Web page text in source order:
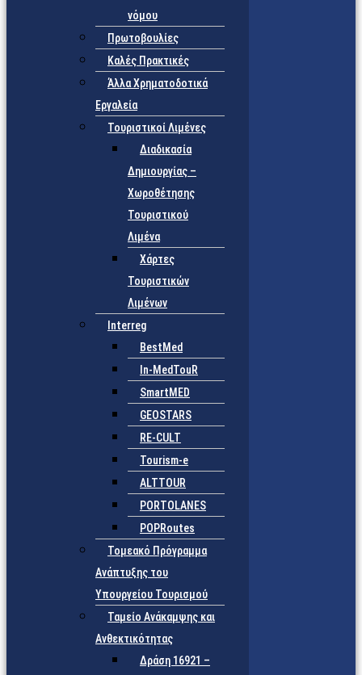
νόμου
Πρωτοβουλίες
Καλές Πρακτικές
Άλλα Χρηματοδοτικά
Εργαλεία
Τουριστικοί Λιμένες
Διαδικασία
Δημιουργίας –
Χωροθέτησης
Τουριστικού
Λιμένα
Χάρτες
Τουριστικών
Λιμένων
Interreg
BestMed
In-MedTouR
SmartMED
GEOSTARS
RE-CULT
Tourism-e
ALTTOUR
PORTOLANES
POPRoutes
Τομεακό Πρόγραμμα
Ανάπτυξης του
Υπουργείου Τουρισμού
Ταμείο Ανάκαμψης και
Ανθεκτικότητας
Δράση 16921 –